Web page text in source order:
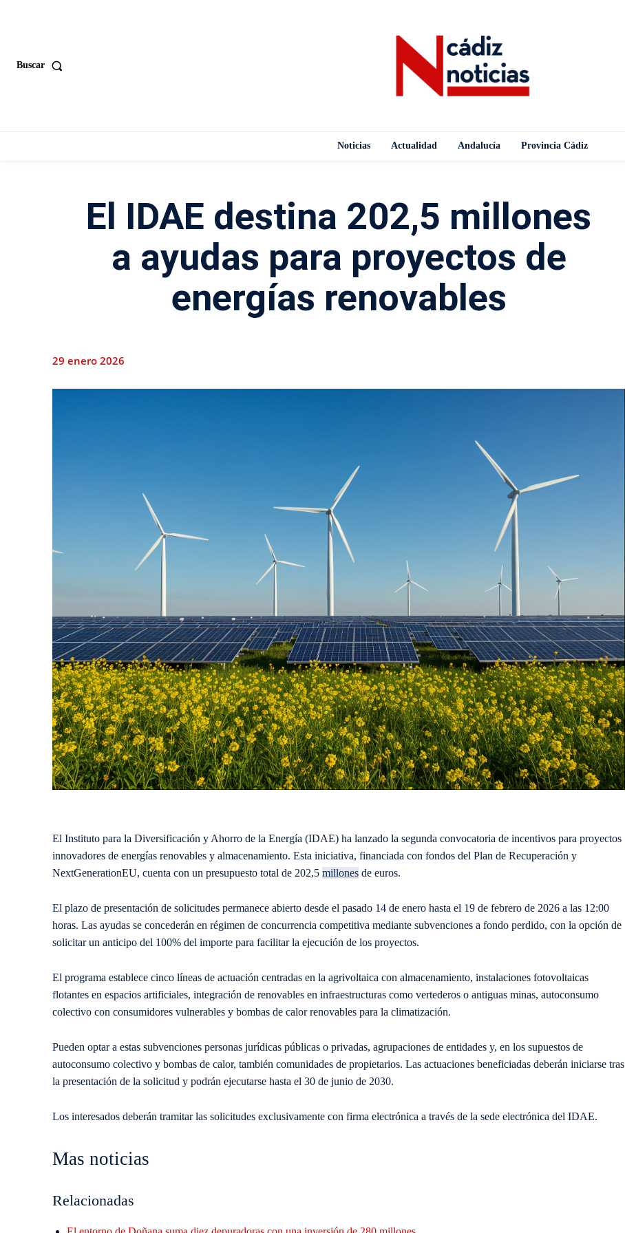
Buscar
Noticias Actualidad Andalucía Provincia Cádiz
El IDAE destina 202,5 millones
a ayudas para proyectos de
energías renovables
29 enero 2026
El Instituto para la Diversificación y Ahorro de la Energía (IDAE) ha lanzado la segunda convocatoria de incentivos para proyectos
innovadores de energías renovables y almacenamiento. Esta iniciativa, financiada con fondos del Plan de Recuperación y
NextGenerationEU, cuenta con un presupuesto total de 202,5 millones de euros.
El plazo de presentación de solicitudes permanece abierto desde el pasado 14 de enero hasta el 19 de febrero de 2026 a las 12:00
horas. Las ayudas se concederán en régimen de concurrencia competitiva mediante subvenciones a fondo perdido, con la opción de
solicitar un anticipo del 100% del importe para facilitar la ejecución de los proyectos.
El programa establece cinco líneas de actuación centradas en la agrivoltaica con almacenamiento, instalaciones fotovoltaicas
flotantes en espacios artificiales, integración de renovables en infraestructuras como vertederos o antiguas minas, autoconsumo
colectivo con consumidores vulnerables y bombas de calor renovables para la climatización.
Pueden optar a estas subvenciones personas jurídicas públicas o privadas, agrupaciones de entidades y, en los supuestos de
autoconsumo colectivo y bombas de calor, también comunidades de propietarios. Las actuaciones beneficiadas deberán iniciarse tras
la presentación de la solicitud y podrán ejecutarse hasta el 30 de junio de 2030.
Los interesados deberán tramitar las solicitudes exclusivamente con firma electrónica a través de la sede electrónica del IDAE.
Mas noticias
Relacionadas